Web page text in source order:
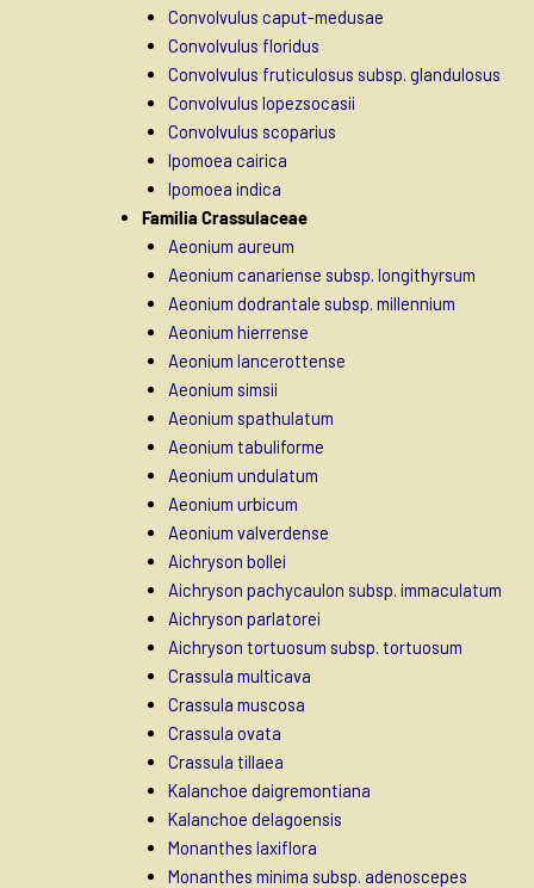
Convolvulus caput-medusae
Convolvulus floridus
Convolvulus fruticulosus subsp. glandulosus
Convolvulus lopezsocasii
Convolvulus scoparius
Ipomoea cairica
Ipomoea indica
Familia Crassulaceae
Aeonium aureum
Aeonium canariense subsp. longithyrsum
Aeonium dodrantale subsp. millennium
Aeonium hierrense
Aeonium lancerottense
Aeonium simsii
Aeonium spathulatum
Aeonium tabuliforme
Aeonium undulatum
Aeonium urbicum
Aeonium valverdense
Aichryson bollei
Aichryson pachycaulon subsp. immaculatum
Aichryson parlatorei
Aichryson tortuosum subsp. tortuosum
Crassula multicava
Crassula muscosa
Crassula ovata
Crassula tillaea
Kalanchoe daigremontiana
Kalanchoe delagoensis
Monanthes laxiflora
Monanthes minima subsp. adenoscepes